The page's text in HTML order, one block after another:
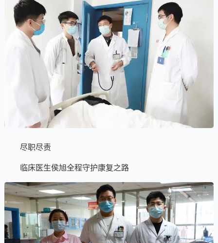
尽职尽责
临床医生侯旭全程守护康复之路